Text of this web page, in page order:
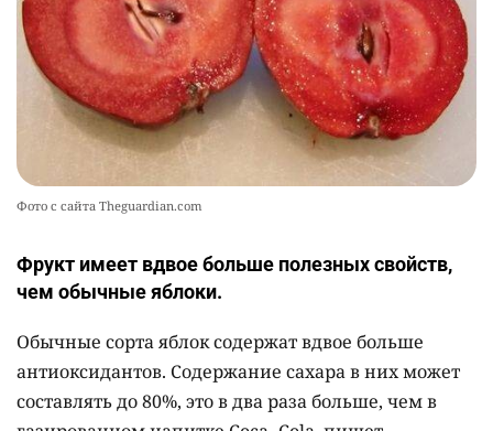
Фото с сайта Theguardian.com
Фрукт имеет вдвое больше полезных свойств,
чем обычные яблоки.
Обычные сорта яблок содержат вдвое больше
антиоксидантов. Содержание сахара в них может
составлять до 80%, это в два раза больше, чем в